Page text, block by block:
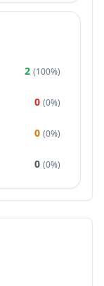
2 (100%)
0 (0%)
0 (0%)
0 (0%)